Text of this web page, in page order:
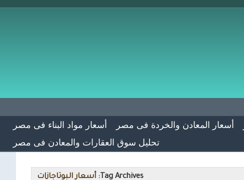
أسعار مواد البناء فى مصر أسعار المعادن والخردة فى مصر
تحليل سوق العقارات والمعادن فى مصر
Tag Archives: أسعار البوتاجازات